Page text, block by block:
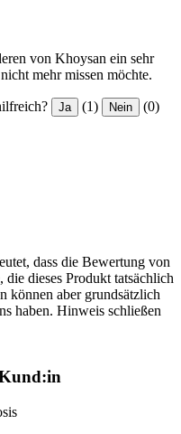
von Khoysan ein sehr
mehr missen möchte.
Ja (1) Nein (0)
dass die Bewertung von
dieses Produkt tatsächlich
können aber grundsätzlich
haben. Hinweis schließen